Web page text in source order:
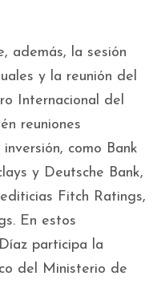
además, la sesión
y la reunión del
Internacional del
reuniones
como Bank
y Deutsche Bank,
Fitch Ratings,
En estos
participa la
del Ministerio de